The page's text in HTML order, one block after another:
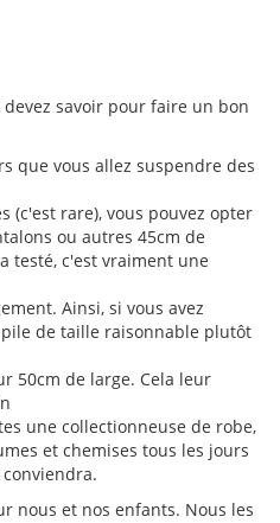
savoir pour faire un bon
que vous allez suspendre des
(c'est rare), vous pouvez opter
ou autres 45cm de
testé, c'est vraiment une
Ainsi, si vous avez
de taille raisonnable plutôt
50cm de large. Cela leur
une collectionneuse de robe,
et chemises tous les jours
nous et nos enfants. Nous les